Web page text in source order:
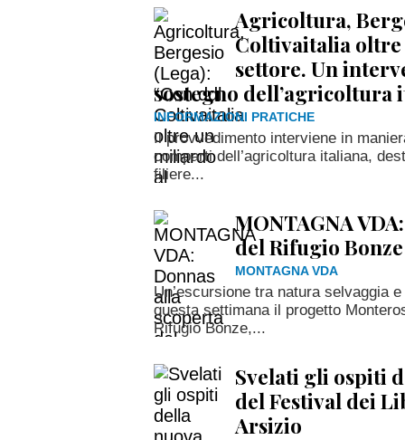
Agricoltura,
Coltivaitalia
settore. Un
sostegno dell’agricoltura
INFORMAZIONI PRATICHE
Il provvedimento interviene in
comparti dell’agricoltura italiana,
filiere...
MONTAGNA
del Rifugio Bonze
MONTAGNA VDA
Un’escursione tra natura selvaggia
questa settimana il progetto
Rifugio Bonze,...
Svelati gli ospiti
del Festival dei
Arsizio